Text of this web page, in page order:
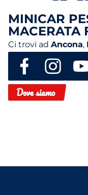
MINICAR
MACERATA
Ci trovi ad Ancona,
Dove siamo